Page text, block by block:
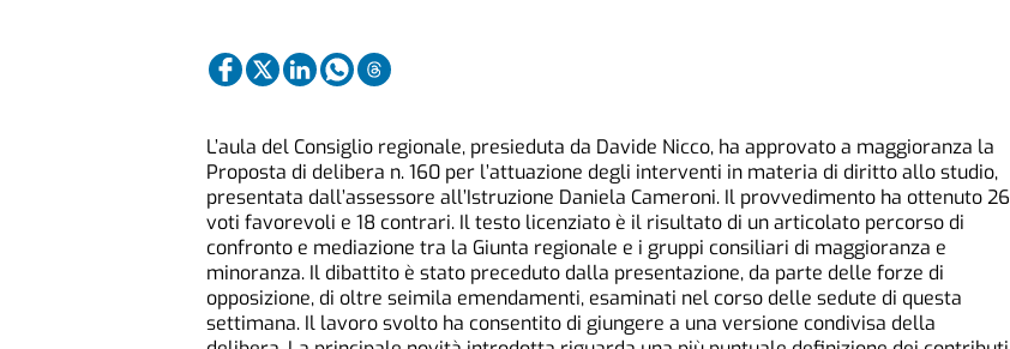
L’aula del Consiglio regionale, presieduta da Davide Nicco, ha approvato a maggioranza la
Proposta di delibera n. 160 per l’attuazione degli interventi in materia di diritto allo studio,
presentata dall’assessore all’Istruzione Daniela Cameroni. Il provvedimento ha ottenuto 26
voti favorevoli e 18 contrari. Il testo licenziato è il risultato di un articolato percorso di
confronto e mediazione tra la Giunta regionale e i gruppi consiliari di maggioranza e
minoranza. Il dibattito è stato preceduto dalla presentazione, da parte delle forze di
opposizione, di oltre seimila emendamenti, esaminati nel corso delle sedute di questa
settimana. Il lavoro svolto ha consentito di giungere a una versione condivisa della